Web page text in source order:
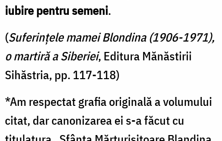
iubire pentru semeni.
(Suferințele mamei Blondina (1906-1971),
o martiră a Siberiei, Editura Mănăstirii
Sihăstria, pp. 117-118)
*Am respectat grafia originală a volumului
citat, dar canonizarea ei s-a făcut cu